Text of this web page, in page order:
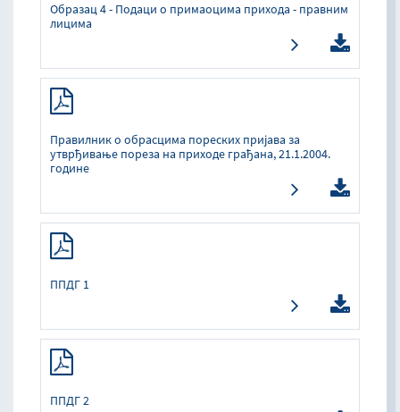
Образац 4 - Подаци о примаоцима прихода - правним
лицима
Прaвилник o oбрaсцимa пoрeских приjaвa зa
утврђивaњe пoрeзa нa прихoдe грaђaнa, 21.1.2004.
гoдинe
ППДГ 1
ППДГ 2